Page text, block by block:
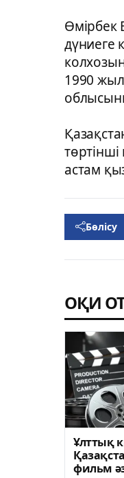
1990
астам
Бөлісу
ОҚИ
Ұлттық
фильм